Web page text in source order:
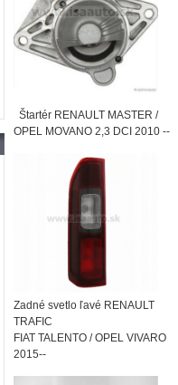
Štartér RENAULT MASTER /
OPEL MOVANO 2,3 DCI 2010 --
Zadné svetlo ľavé RENAULT
TRAFIC
FIAT TALENTO / OPEL VIVARO
2015--